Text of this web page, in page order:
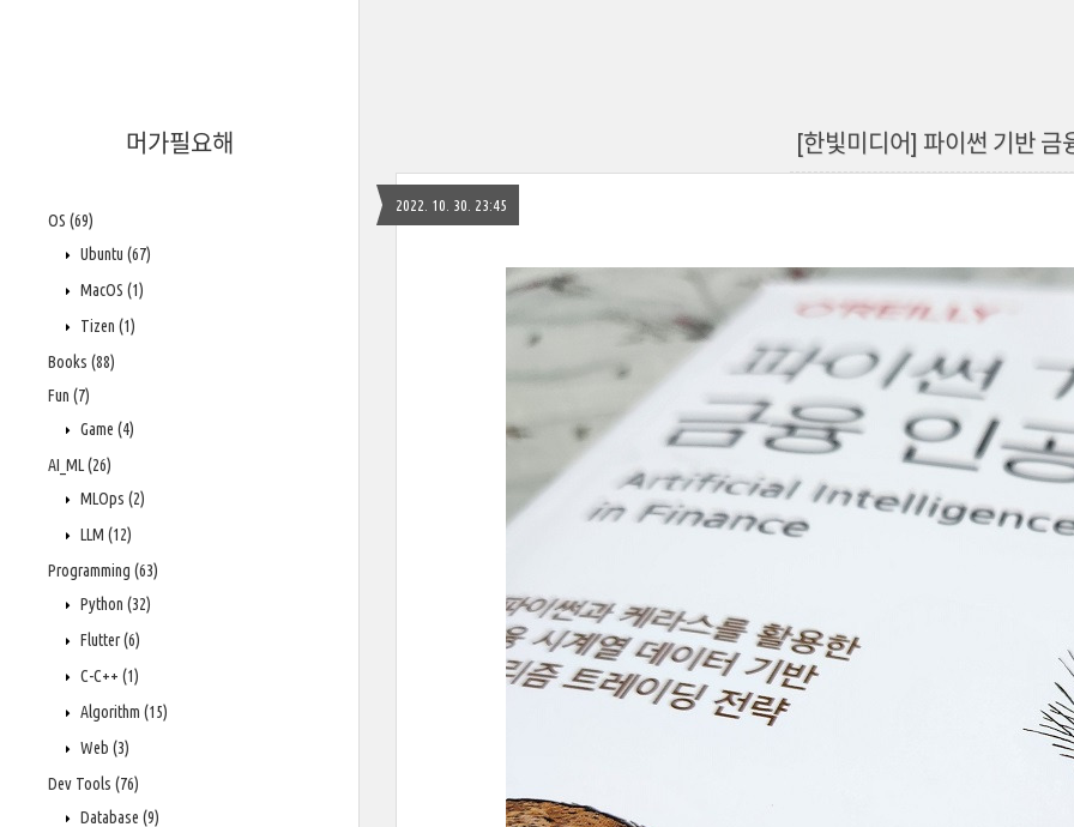
머가필요해
OS (69)
Ubuntu (67)
MacOS (1)
Tizen (1)
Books (88)
Fun (7)
Game (4)
AI_ML(26)
MLOps (2)
LLM (12)
Programming (63)
Python (32)
Flutter(6)
C-C++ (1)
Algorithm (15)
Web (3)
Dev Tools (76)
Database (9)
[한빛미디어] 파이썬 기반 금
2022. 10. 30. 23:45